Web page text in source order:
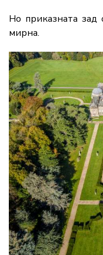
Но приказната зад
мирна.